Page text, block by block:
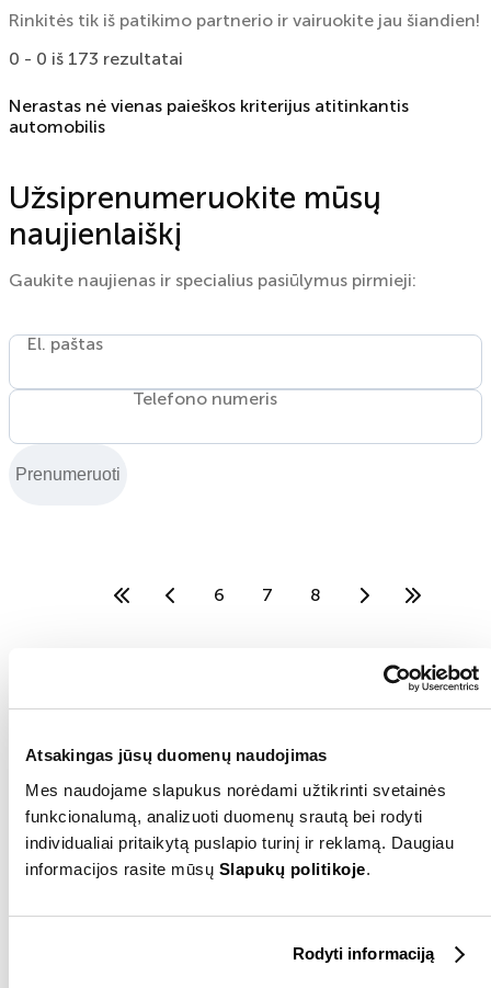
Atsakingas jūsų duomenų naudojimas
Mes naudojame slapukus norėdami užtikrinti svetainės
funkcionalumą, analizuoti duomenų srautą bei rodyti
individualiai pritaikytą puslapio turinį ir reklamą. Daugiau
informacijos rasite mūsų Slapukų politikoje.
Rodyti informaciją
Rinkitės tik iš patikimo partnerio ir vairuokite jau šiandien!
0 - 0 iš 173 rezultatai
Nerastas nė vienas paieškos kriterijus atitinkantis
automobilis
Užsiprenumeruokite mūsų
naujienlaiškį
Gaukite naujienas ir specialius pasiūlymus pirmieji:
El. paštas
Telefono numeris
Prenumeruoti
6 7 8
Kodėl rinktis automobilį iš
autosprendimai.lt?
Ženkite į prabangos ir našumo pasaulį su BMW iš patikimų
pardavėjų.
Tiems, kurie vertina vokišką kokybę, mūsų partneriai
miestuose siūlo aukščiausios klasės BMW modelių
valdymas, elegantiško sedano grakštumas, ar galingas